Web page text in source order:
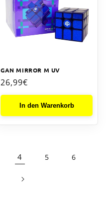
GAN MIRROR M UV
Normaler
Preis
26,99€
In den Warenkorb
4 5 6